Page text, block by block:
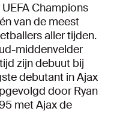
Champions
van de meest
aller tijden.
middenvelder
zijn debuut bij
debutant in Ajax
door Ryan
met Ajax de